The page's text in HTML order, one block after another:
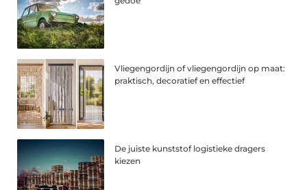
Vliegengordijn of vliegengordijn op maat:
praktisch, decoratief en effectief
De juiste kunststof logistieke dragers
kiezen